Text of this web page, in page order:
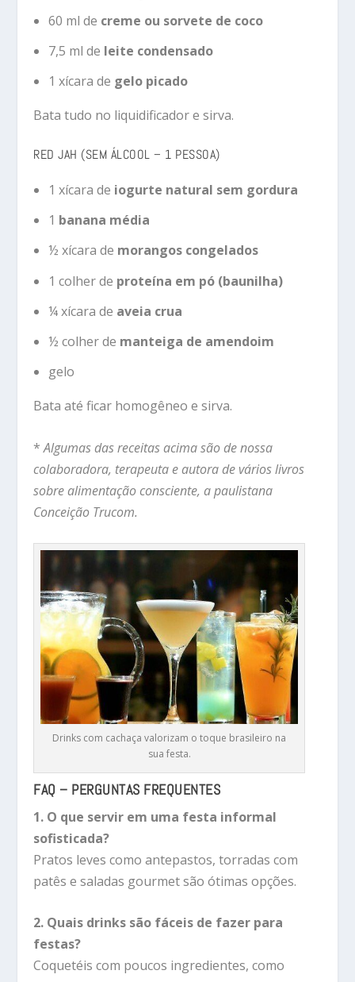
60 ml de creme ou sorvete de coco
7,5 ml de leite condensado
1 xícara de gelo picado
Bata tudo no liquidificador e sirva.
RED JAH (SEM ÁLCOOL – 1 PESSOA)
1 xícara de iogurte natural sem gordura
1 banana média
½ xícara de morangos congelados
1 colher de proteína em pó (baunilha)
¼ xícara de aveia crua
½ colher de manteiga de amendoim
gelo
Bata até ficar homogêneo e sirva.
*Algumas das receitas acima são de nossa
colaboradora, terapeuta e autora de vários livros
sobre alimentação consciente, a paulistana
Conceição Trucom.
Drinks com cachaça valorizam o toque brasileiro na
sua festa.
FAQ – PERGUNTAS FREQUENTES
1. O que servir em uma festa informal
sofisticada?
Pratos leves como antepastos, torradas com
patês e saladas gourmet são ótimas opções.
2. Quais drinks são fáceis de fazer para
festas?
Coquetéis com poucos ingredientes, como